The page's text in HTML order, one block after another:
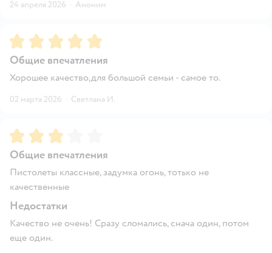
24 апреля 2026 · Аноним
Рейтинг:5
Общие впечатления
Хорошее качество,для большой семьи - самое то.
02 марта 2026 · Светлана И.
Рейтинг:3
Общие впечатления
Пистолеты классные, задумка огонь, тотько не
качественные
Недостатки
Качество не очень! Сразу сломались, снача один, потом
еще один.